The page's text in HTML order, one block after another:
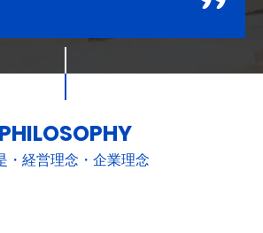
PHILOSOPHY
・経営理念・企業理念